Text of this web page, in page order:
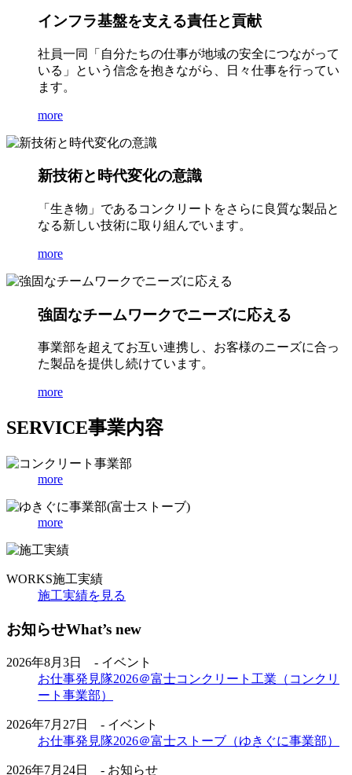
インフラ基盤を支える責任と貢献
社員一同「自分たちの仕事が地域の安全につながって
いる」という信念を抱きながら、日々仕事を行ってい
ます。
more
新技術と時代変化の意識
「生き物」であるコンクリートをさらに良質な製品と
なる新しい技術に取り組んでいます。
more
強固なチームワークでニーズに応える
事業部を超えてお互い連携し、お客様のニーズに合っ
た製品を提供し続けています。
more
SERVICE事業内容
more
more
WORKS施工実績
施工実績を見る
お知らせWhat’s new
2026年8月3日 - イベント
お仕事発見隊2026＠富士コンクリート工業（コンクリ
ート事業部）
2026年7月27日 - イベント
お仕事発見隊2026＠富士ストーブ（ゆきぐに事業部）
2026年7月24日 - お知らせ